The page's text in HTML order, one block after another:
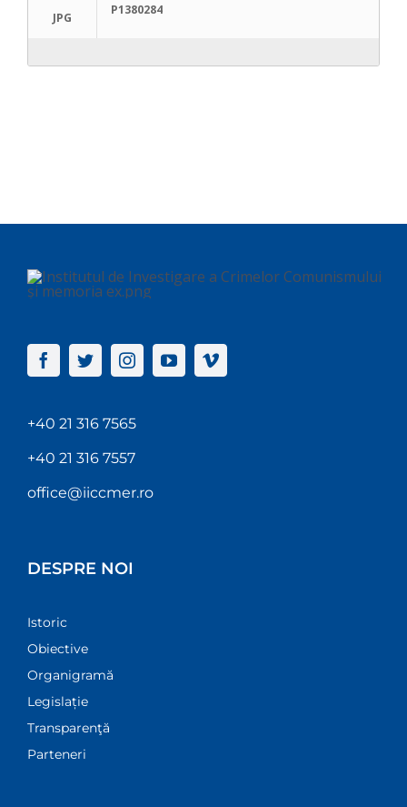
JPG
P1380284
+40 21 316 7565
+40 21 316 7557
office@iiccmer.ro
DESPRE NOI
Istoric
Obiective
Organigramă
Legislație
Transparenţă
Parteneri